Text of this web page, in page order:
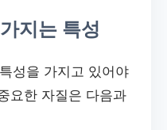
지는 특성
성을 가지고 있어야
요한 자질은 다음과